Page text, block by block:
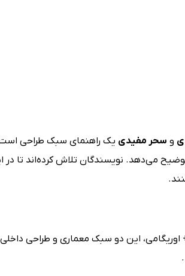
و سحر مفیدی یک راهنمای سبک طراحی
می‌دهد. نویسندگان تلاش کرده‌اند تا در
این دو سبک معماری و طراحی داخلی